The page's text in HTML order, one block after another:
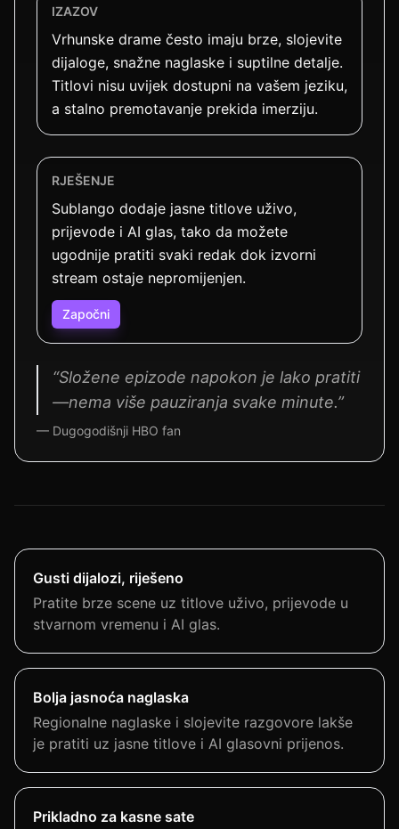
IZAZOV
Vrhunske drame često imaju brze, slojevite
dijaloge, snažne naglaske i suptilne detalje.
Titlovi nisu uvijek dostupni na vašem jeziku,
a stalno premotavanje prekida imerziju.
RJEŠENJE
Sublango dodaje jasne titlove uživo,
prijevode i AI glas, tako da možete
ugodnije pratiti svaki redak dok izvorni
stream ostaje nepromijenjen.
Započni
“Složene epizode napokon je lako pratiti
—nema više pauziranja svake minute.”
— Dugogodišnji HBO fan
Gusti dijalozi, riješeno
Pratite brze scene uz titlove uživo, prijevode u
stvarnom vremenu i AI glas.
Bolja jasnoća naglaska
Regionalne naglaske i slojevite razgovore lakše
je pratiti uz jasne titlove i AI glasovni prijenos.
Prikladno za kasne sate